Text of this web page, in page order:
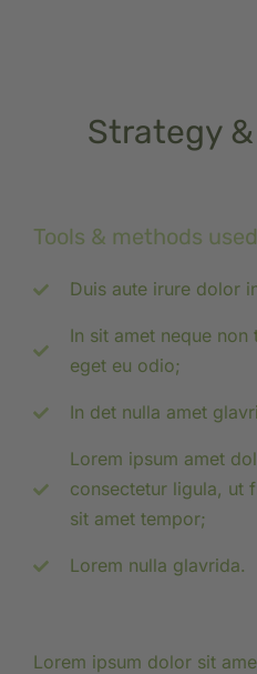
Strategy
Tools & methods used
Duis aute irure dolor
In sit amet neque
eget eu odio;
In det nulla amet
Lorem ipsum amet
consectetur ligula, ut
sit amet tempor;
Lorem nulla glavrida.
Lorem ipsum dolor sit